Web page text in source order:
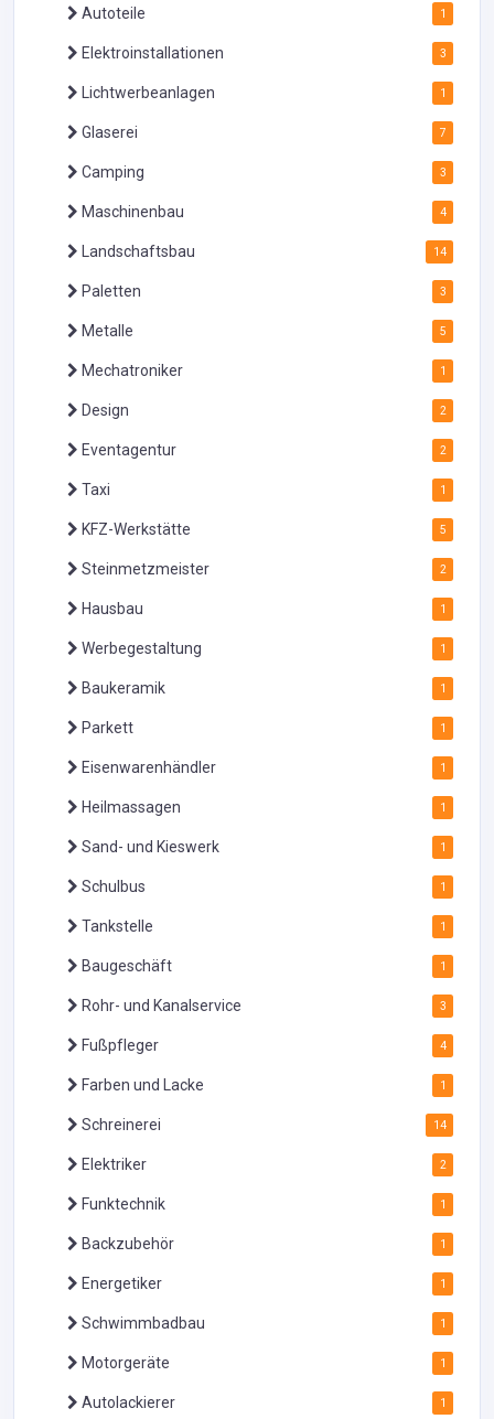
Autoteile 1
Elektroinstallationen 3
Lichtwerbeanlagen 1
Glaserei 7
Camping 3
Maschinenbau 4
Landschaftsbau 14
Paletten 3
Metalle 5
Mechatroniker 1
Design 2
Eventagentur 2
Taxi 1
KFZ-Werkstätte 5
Steinmetzmeister 2
Hausbau 1
Werbegestaltung 1
Baukeramik 1
Parkett 1
Eisenwarenhändler 1
Heilmassagen 1
Sand- und Kieswerk 1
Schulbus 1
Tankstelle 1
Baugeschäft 1
Rohr- und Kanalservice 3
Fußpfleger 4
Farben und Lacke 1
Schreinerei 14
Elektriker 2
Funktechnik 1
Backzubehör 1
Energetiker 1
Schwimmbadbau 1
Motorgeräte 1
Autolackierer 1